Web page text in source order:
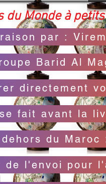
du Monde à
par :
Barid Al
directement
fait avant la
du Maroc